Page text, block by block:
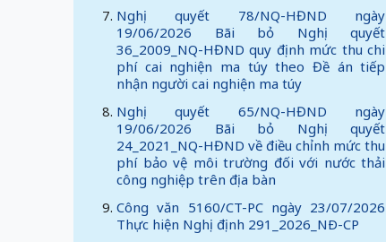
Nghị quyết 78/NQ-HĐND ngày
19/06/2026 Bãi bỏ Nghị quyết
36_2009_NQ-HĐND quy định mức thu chi
phí cai nghiện ma túy theo Đề án tiếp
nhận người cai nghiện ma túy
Nghị quyết 65/NQ-HĐND ngày
19/06/2026 Bãi bỏ Nghị quyết
24_2021_NQ-HĐND về điều chỉnh mức thu
phí bảo vệ môi trường đối với nước thải
công nghiệp trên địa bàn
Công văn 5160/CT-PC ngày 23/07/2026
Thực hiện Nghị định 291_2026_NÐ-CP